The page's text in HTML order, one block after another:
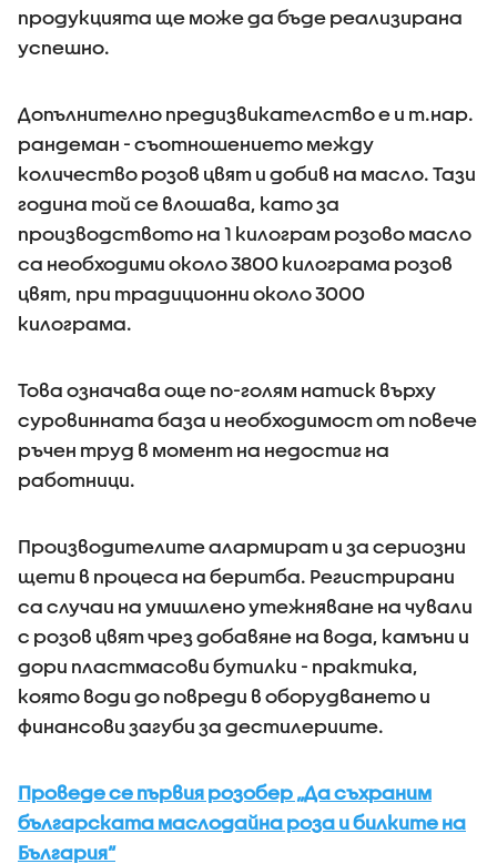
продукцията ще може да бъде реализирана
успешно.
Допълнително предизвикателство е и т.нар.
рандеман - съотношението между
количество розов цвят и добив на масло. Тази
година той се влошава, като за
производството на 1 килограм розово масло
са необходими около 3800 килограма розов
цвят, при традиционни около 3000
килограма.
Това означава още по-голям натиск върху
суровинната база и необходимост от повече
ръчен труд в момент на недостиг на
работници.
Производителите алармират и за сериозни
щети в процеса на беритба. Регистрирани
са случаи на умишлено утежняване на чували
с розов цвят чрез добавяне на вода, камъни и
дори пластмасови бутилки - практика,
която води до повреди в оборудването и
финансови загуби за дестилериите.
Проведе се първия розобер „Да съхраним
българската маслодайна роза и билките на
България“